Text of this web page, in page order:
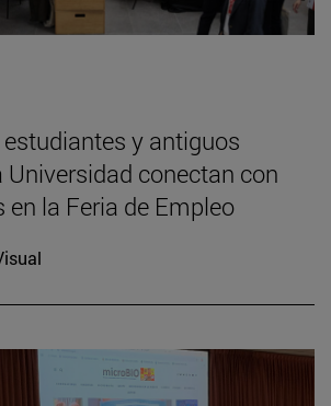
y antiguos
Universidad conectan con
en la Feria de Empleo